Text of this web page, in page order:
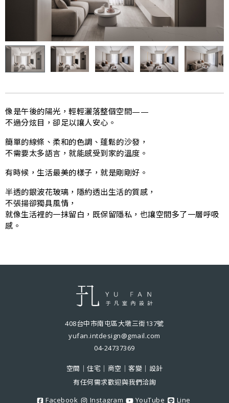
像是午後的陽光，輕輕灑落整個空間——
不過分炫目，卻足以讓人安心。
簡單的線條、柔和的色調、蓬鬆的沙發，
不需要太多語言，就能感受到家的溫度。
有時候，生活最美的樣子，就是剛剛好。
半透的銀波花玻璃，隱約透出生活的質感，
不張揚卻獨具風情，
就像生活裡的一抹留白，既保留隱私，也讓空間多了一層呼吸
感。
Facebook Instagram YouTube Line
408台中市南屯區大墩三街137號
yufan.intdesign@gmail.com
04-24737369
空間｜住宅｜商空｜客變｜設計
有任何需求歡迎與我們洽詢